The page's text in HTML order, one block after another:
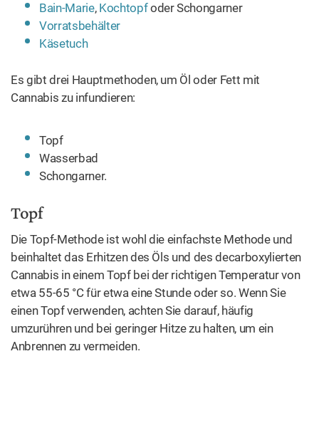
Bain-Marie, Kochtopfoder Schongarner
Vorratsbehälter
Käsetuch
Es gibt drei Hauptmethoden, um Öl oder Fett mit
Cannabis zu infundieren:
Topf
Wasserbad
Schongarner.
Topf
Die Topf-Methode ist wohl die einfachste Methode und
beinhaltet das Erhitzen des Öls und des decarboxylierten
Cannabis in einem Topf bei der richtigen Temperatur von
etwa 55-65 °C für etwa eine Stunde oder so. Wenn Sie
einen Topf verwenden, achten Sie darauf, häufig
umzurühren und bei geringer Hitze zu halten, um ein
Anbrennen zu vermeiden.